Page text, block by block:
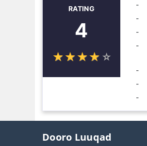
RATING
4
☆☆☆☆ ☆
★★★★ ★
Dooro Luuqad